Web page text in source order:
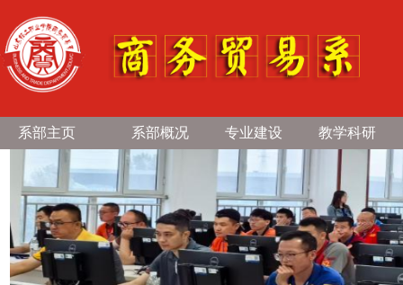
系部主页 系部概况 专业建设 教学科研